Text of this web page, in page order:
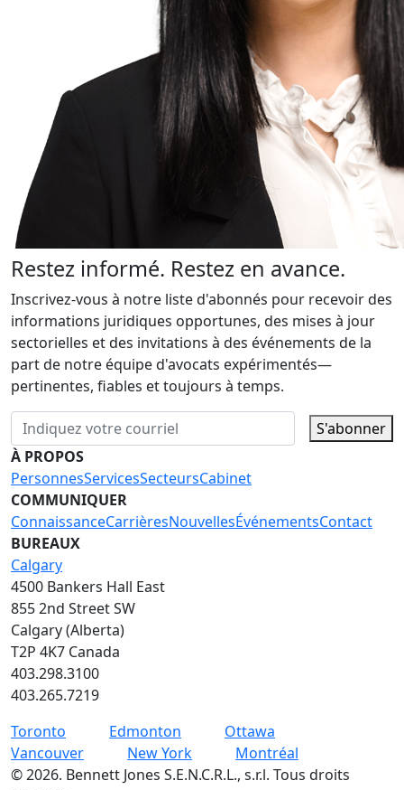
Restez informé. Restez en avance.
Inscrivez-vous à notre liste d'abonnés pour recevoir des
informations juridiques opportunes, des mises à jour
sectorielles et des invitations à des événements de la
part de notre équipe d'avocats expérimentés—
pertinentes, fiables et toujours à temps.
S'abonner
À PROPOS
PersonnesServicesSecteursCabinet
COMMUNIQUER
ConnaissanceCarrièresNouvellesÉvénementsContact
BUREAUX
Calgary
4500 Bankers Hall East
855 2nd Street SW
Calgary (Alberta)
T2P 4K7 Canada
403.298.3100
403.265.7219
Toronto
Edmonton
Ottawa
Vancouver
New York
Montréal
©2026. Bennett Jones S.E.N.C.R.L., s.r.l. Tous droits